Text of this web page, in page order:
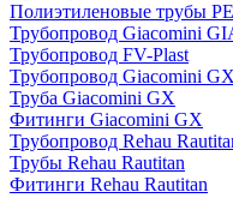
Полиэтиленовые трубы
Трубопровод Giacomini
Трубопровод FV-Plast
Трубопровод Giacomini GX
Труба Giacomini GX
Фитинги Giacomini GX
Трубопровод Rehau
Трубы Rehau Rautitan
Фитинги Rehau Rautitan